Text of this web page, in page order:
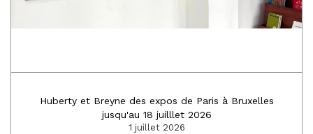
Huberty et Breyne des expos de Paris à Bruxelles
jusqu'au 18 juilllet 2026
1 juillet 2026